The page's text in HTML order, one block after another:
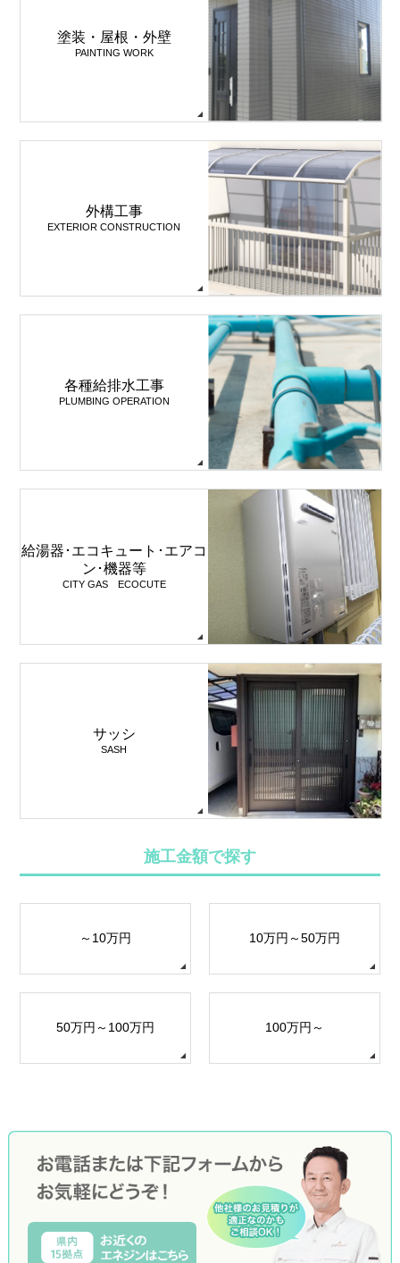
塗装・屋根・外壁
PAINTING WORK
外構工事
EXTERIOR CONSTRUCTION
各種給排水工事
PLUMBING OPERATION
給湯器･エコキュート･エアコ
ン･機器等
CITY GAS ECOCUTE
サッシ
SASH
施工金額で探す
～10万円 10万円～50万円
50万円～100万円 100万円～